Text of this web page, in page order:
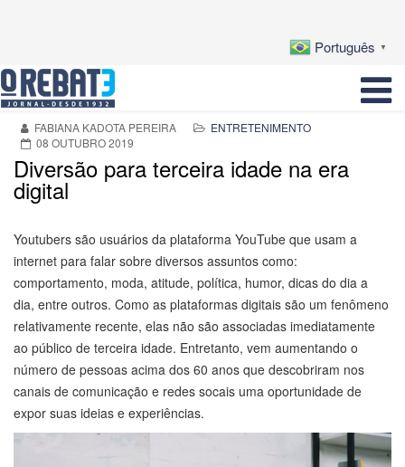
Português ▼
FABIANA KADOTA PEREIRA
ENTRETENIMENTO
08 OUTUBRO 2019
Diversão para terceira idade na era
digital
Youtubers são usuários da plataforma YouTube que usam a
internet para falar sobre diversos assuntos como:
comportamento, moda, atitude, política, humor, dicas do dia a
dia, entre outros. Como as plataformas digitais são um fenômeno
relativamente recente, elas não são associadas imediatamente
ao público de terceira idade. Entretanto, vem aumentando o
número de pessoas acima dos 60 anos que descobriram nos
canais de comunicação e redes socais uma oportunidade de
expor suas ideias e experiências.